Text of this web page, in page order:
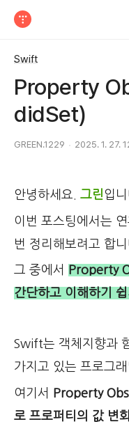
Swift
Property
didSet)
GREEN.1229 2025. 1. 27.
안녕하세요. 그린입
이번 포스팅에서는
번 정리해보려고 합
그 중에서
Property
간단하고 이해하기
Swift는 객체지향과
가지고 있는 프로그래
여기서
Property
로 프로퍼티의 값 변